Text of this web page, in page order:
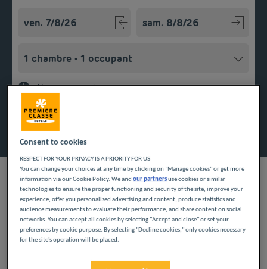
Ajouter un code
Choisir une chambre dans l’un de nos hôtels Première Classe,
c’est faire le choix d’un établissement à petit prix mais
confortable, pour une nuit ou plus. Nos équipes vous
Isère, non loin de Grenoble. Salle de bain privée pour plus
Consent to cookies
RESPECT FOR YOUR PRIVACY IS A PRIORITY FOR US
You can change your choices at any time by clicking on "Manage cookies" or get more
information via our Cookie Policy. We andour partnersuse cookies or similar
technologies to ensure the proper functioning and security of the site, improve your
experience, offer you personalized advertising and content, produce statistics and
audience measurements to evaluate their performance, and share content on social
networks. You can accept all cookies by selecting "Accept and close" or set your
preferences by cookie purpose. By selecting "Decline cookies," only cookies necessary
for the site's operation will be placed.